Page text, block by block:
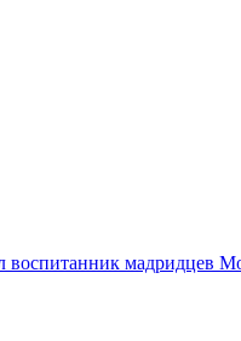
воспитанник мадридцев